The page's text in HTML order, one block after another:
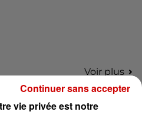
Voir plus
vos places pour le
du Roi Arthur 2026 !
vie privée est notre
Continuer sans accepter